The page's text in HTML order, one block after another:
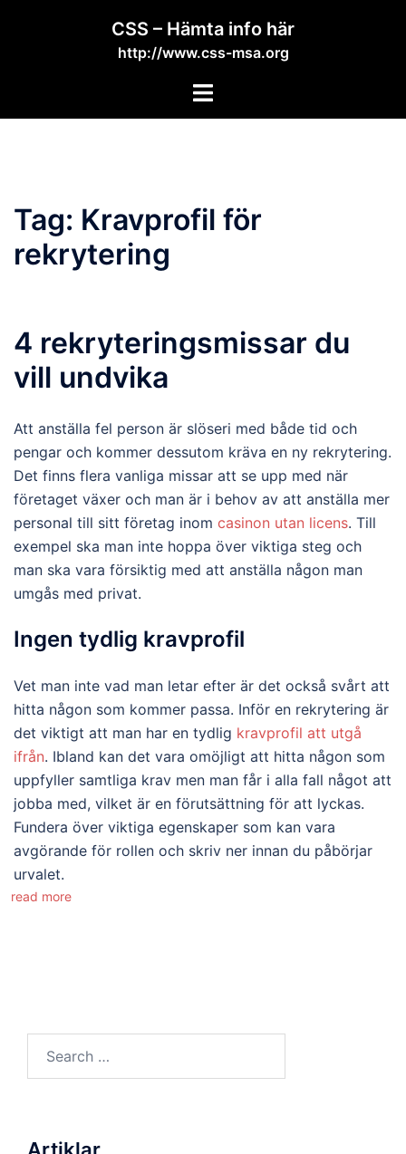
CSS – Hämta info här
http://www.css-msa.org
Toggle
Tag: Kravprofil för
rekrytering
4 rekryteringsmissar du
vill undvika
Att anställa fel person är slöseri med både tid och
pengar och kommer dessutom kräva en ny rekrytering.
Det finns flera vanliga missar att se upp med när
företaget växer och man är i behov av att anställa mer
personal till sitt företag inom casinon utan licens. Till
exempel ska man inte hoppa över viktiga steg och
man ska vara försiktig med att anställa någon man
umgås med privat.
Ingen tydlig kravprofil
Vet man inte vad man letar efter är det också svårt att
hitta någon som kommer passa. Inför en rekrytering är
det viktigt att man har en tydlig kravprofil att utgå
ifrån. Ibland kan det vara omöjligt att hitta någon som
uppfyller samtliga krav men man får i alla fall något att
jobba med, vilket är en förutsättning för att lyckas.
Fundera över viktiga egenskaper som kan vara
avgörande för rollen och skriv ner innan du påbörjar
urvalet.
read more